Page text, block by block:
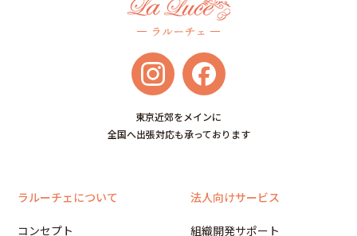
東京近郊をメインに
全国へ出張対応も承っております
ラルーチェについて
コンセプト
法人向けサービス
組織開発サポート